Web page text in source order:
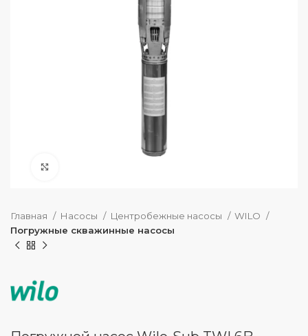
Главная Насосы Центробежные насосы
WILO
Погружные скважинные насосы